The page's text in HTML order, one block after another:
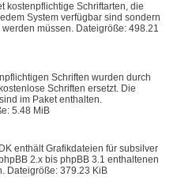
kostenpflichtige Schriftarten, die
System verfügbar sind sondern
müssen. Dateigröße: 498.21
Schriften wurden durch
Schriften ersetzt. Die
im Paket enthalten.
5.48 MiB
enthält Grafikdateien für subsilver
2.x bis phpBB 3.1 enthaltenen
Dateigröße: 379.23 KiB